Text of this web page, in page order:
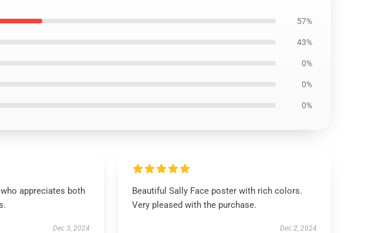
57%
43%
0%
0%
0%
appreciates both
Dec 3, 2024
Beautiful Sally Face poster with rich colors.
Very pleased with the purchase.
Dec 2, 2024